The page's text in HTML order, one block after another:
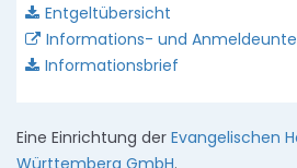
Entgeltübersicht
Informations- und
Informationsbrief
Eine Einrichtung der Evangelischen
Württemberg GmbH.